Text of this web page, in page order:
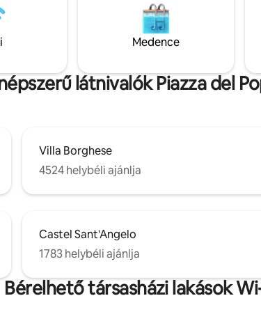
zuhanyzóval. A lakásban négy
el egy king méretű ágyban
king méretű
Rómát
hitelesség között.
Medence
látnivalók Piazza del
Villa Borghese
4524 helybéli ajánlja
Castel Sant'Angelo
1783 helybéli ajánlja
Bérelhető társasházi lakások